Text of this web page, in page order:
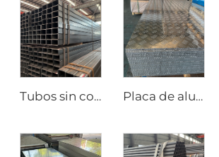
Tubos sin costura de tubería cuadrada de acero al carbono Placa de aluminio estampado